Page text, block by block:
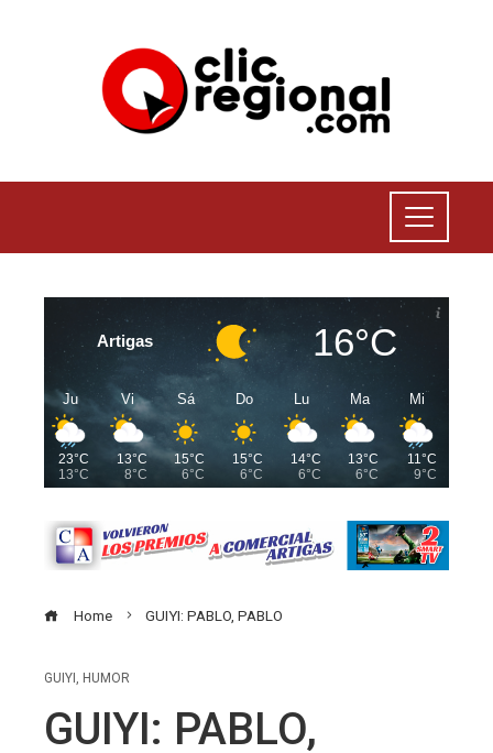
Artigas 16°C
Ju
23°C
13°C
Vi
13°C
8°C
Sá
15°C
6°C
Do
15°C
6°C
Lu
14°C
6°C
Ma
13°C
6°C
Mi
11°C
9°C
Home GUIYI: PABLO, PABLO
GUIYI , HUMOR
GUIYI: PABLO,